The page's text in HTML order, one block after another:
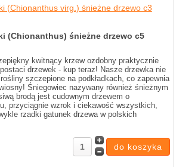
(Chionanthus) śnieżne drzewo c5
kwitnący krzew ozdobny praktycznie
drzewek - kup teraz! Nasze drzewka nie
szczepione na podkładkach, co zapewnia
Śniegowiec nazywany również śnieżnym
brodą jest cudownym drzewem o
przyciągnie wzrok i ciekawość wszystkich,
rzadki gatunek drzewa w polskich